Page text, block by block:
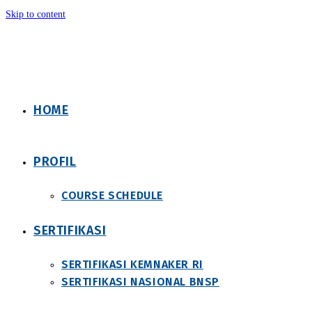
Skip to content
HOME
PROFIL
COURSE SCHEDULE
SERTIFIKASI
SERTIFIKASI KEMNAKER RI
SERTIFIKASI NASIONAL BNSP